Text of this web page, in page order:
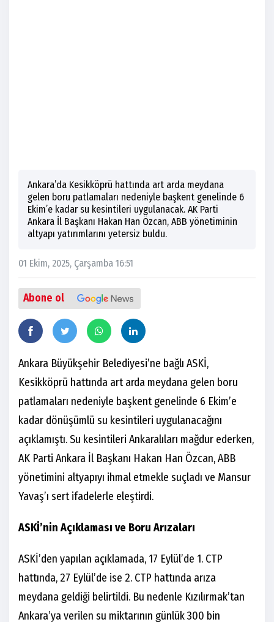
Ankara’da Kesikköprü hattında art arda meydana
gelen boru patlamaları nedeniyle başkent genelinde 6
Ekim’e kadar su kesintileri uygulanacak. AK Parti
Ankara İl Başkanı Hakan Han Özcan, ABB yönetiminin
altyapı yatırımlarını yetersiz buldu.
01 Ekim, 2025, Çarşamba 16:51
Abone ol
Ankara Büyükşehir Belediyesi’ne bağlı ASKİ,
Kesikköprü hattında art arda meydana gelen boru
patlamaları nedeniyle başkent genelinde 6 Ekim’e
kadar dönüşümlü su kesintileri uygulanacağını
açıklamıştı. Su kesintileri Ankaralıları mağdur ederken,
AK Parti Ankara İl Başkanı Hakan Han Özcan, ABB
yönetimini altyapıyı ihmal etmekle suçladı ve Mansur
Yavaş’ı sert ifadelerle eleştirdi.
ASKİ’nin Açıklaması ve Boru Arızaları
ASKİ’den yapılan açıklamada, 17 Eylül’de 1. CTP
hattında, 27 Eylül’de ise 2. CTP hattında arıza
meydana geldiği belirtildi. Bu nedenle Kızılırmak’tan
Ankara’ya verilen su miktarının günlük 300 bin